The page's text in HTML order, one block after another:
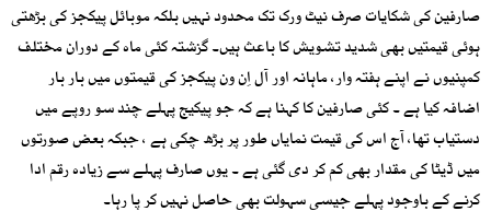
صارفین کی شکایات صرف نیٹ ورک تک محدود نہیں بلکہ موبائل پیکجز کی بڑھتی
ہوئی قیمتیں بھی شدید تشویش کا باعث ہیں۔ گزشتہ کئی ماہ کے دوران مختلف
کمپنیوں نے اپنے ہفتہ وار، ماہانہ اور آل اِن ون پیکجز کی قیمتوں میں بار بار
اضافہ کیا ہے ۔ کئی صارفین کا کہنا ہے کہ جو پیکیج پہلے چند سو روپے میں
دستیاب تھا، آج اس کی قیمت نمایاں طور پر بڑھ چکی ہے ، جبکہ بعض صورتوں
میں ڈیٹا کی مقدار بھی کم کر دی گئی ہے ۔ یوں صارف پہلے سے زیادہ رقم ادا
کرنے کے باوجود پہلے جیسی سہولت بھی حاصل نہیں کر پا رہا۔